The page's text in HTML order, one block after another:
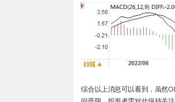
综合以上消息可以看到，虽然